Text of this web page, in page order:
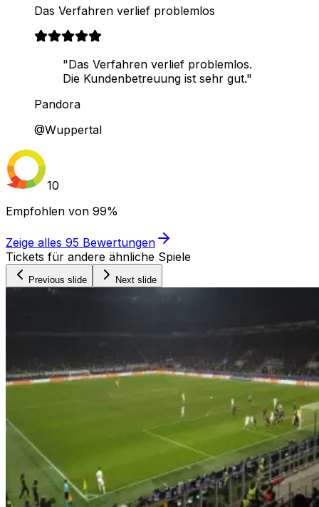
Das Verfahren verlief problemlos
"Das Verfahren verlief problemlos.
Die Kundenbetreuung ist sehr gut."
Pandora
@Wuppertal
10
Empfohlen von 99%
Zeige alles 95 Bewertungen
Tickets für andere ähnliche Spiele
Previous slide Next slide